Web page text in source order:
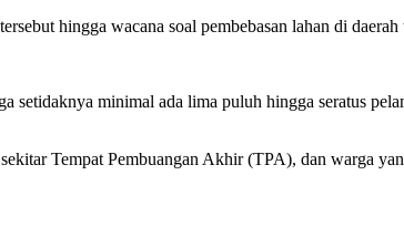
hingga wacana soal pembebasan lahan di
minimal ada lima puluh hingga seratus
Tempat Pembuangan Akhir (TPA), dan warga